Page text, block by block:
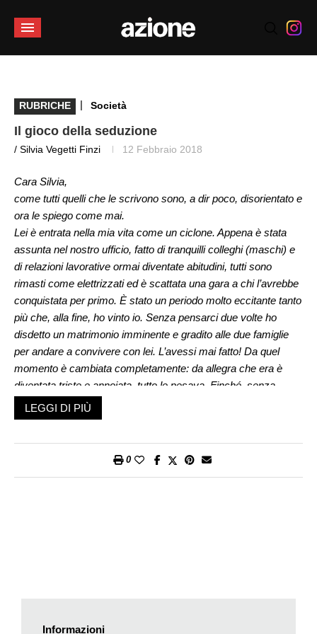
RUBRICHE | Società
Il gioco della seduzione
/ Silvia Vegetti Finzi 12 Febbraio 2018
Cara Silvia,
come tutti quelli che le scrivono sono, a dir poco, disorientato e
ora le spiego come mai.
Lei è entrata nella mia vita come un ciclone. Appena è stata
assunta nel nostro ufficio, fatto di tranquilli colleghi (maschi) e
di relazioni lavorative ormai diventate abitudini, tutti sono
rimasti come elettrizzati ed è scattata una gara a chi l’avrebbe
conquistata per primo. È stato un periodo molto eccitante tanto
più che, alla fine, ho vinto io. Senza pensarci due volte ho
disdetto un matrimonio imminente e gradito alle due famiglie
per andare a convivere con lei. L’avessi mai fatto! Da quel
momento è cambiata completamente: da allegra che era è
diventata triste e annoiata, tutto le pesava. Finché, senza
preavviso, mi ha annunciato che non era innamorata, forse
non le era mai stata, che la convivenza non faceva per lei e
punto anch’io, benché disperato, ho chiuso casa e sono
sconosciuta e ora ricevi pan per focaccia. È chiaro che
LEGGI DI PIÙ
0
Informazioni